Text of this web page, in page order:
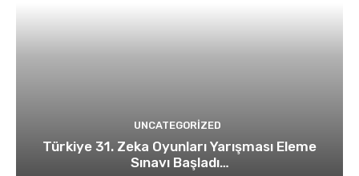
UNCATEGORIZED
Türkiye 31. Zeka Oyunları Yarışması Eleme
Sınavı Başladı…